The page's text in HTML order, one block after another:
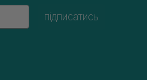
підписатись